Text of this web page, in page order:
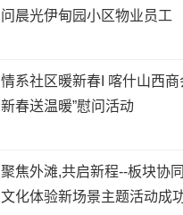
问晨光伊甸园小区物业员工
情系社区暖新春I 喀什山西商
新春送温暖”慰问活动
聚焦外滩,共启新程--板块协
文化体验新场景主题活动成